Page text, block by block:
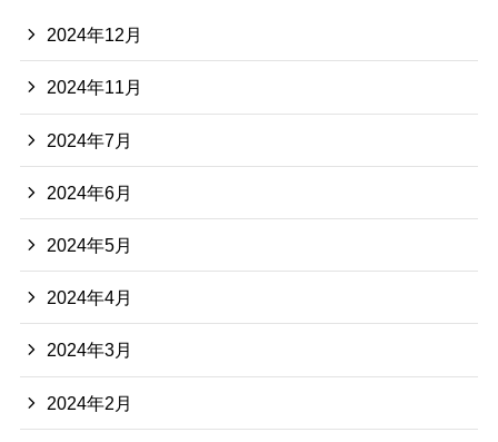
2024年12月
2024年11月
2024年7月
2024年6月
2024年5月
2024年4月
2024年3月
2024年2月